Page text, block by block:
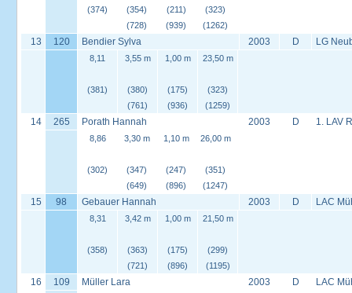
(374)
(354)
(728)
(211)
(939)
(323)
(1262)
13 120 Bendier Sylva 2003 D LG
8,11
(381)
3,55 m
(380)
(761)
1,00 m
(175)
(936)
23,50 m
(323)
(1259)
14 265 Porath Hannah 2003 D 1. LAV
8,86
(302)
3,30 m
(347)
(649)
1,10 m
(247)
(896)
26,00 m
(351)
(1247)
15 98 Gebauer Hannah 2003 D LAC
8,31
(358)
3,42 m
(363)
(721)
1,00 m
(175)
(896)
21,50 m
(299)
(1195)
16 109 Müller Lara 2003 D LAC